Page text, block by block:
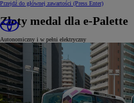
Przejdź do głównej zawartości (Press Enter)
Złoty medal dla e-Palette
Autonomiczny i w pełni elektryczny